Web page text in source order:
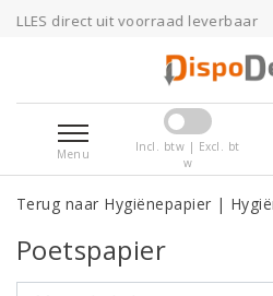
leverbaar
Menu
Incl. btw | Excl. bt
w
Terug naar Hygiënepapier |
Poetspapier